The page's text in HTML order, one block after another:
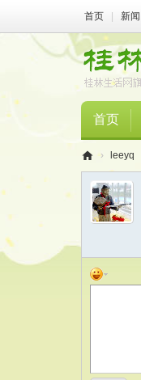
首页 新闻
首页
桂
林
人
坛
› leeyq